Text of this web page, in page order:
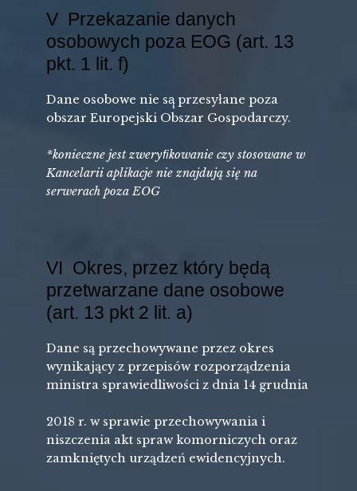
V Przekazanie danych
osobowych poza EOG (art. 13
pkt. 1 lit. f)
Dane osobowe nie są̨ przesyłane poza
obszar Europejski Obszar Gospodarczy.
*konieczne jest zweryﬁkowanie czy stosowane w
Kancelarii aplikacje nie znajdują się na
serwerach poza EOG
VI Okres, przez który będą
przetwarzane dane osobowe
(art. 13 pkt 2 lit. a)
Dane są przechowywane przez okres
wynikający z przepisów rozporządzenia
ministra sprawiedliwości z dnia 14 grudnia
2018 r. w sprawie przechowywania i
niszczenia akt spraw komorniczych oraz
zamkniętych urządzeń ewidencyjnych.